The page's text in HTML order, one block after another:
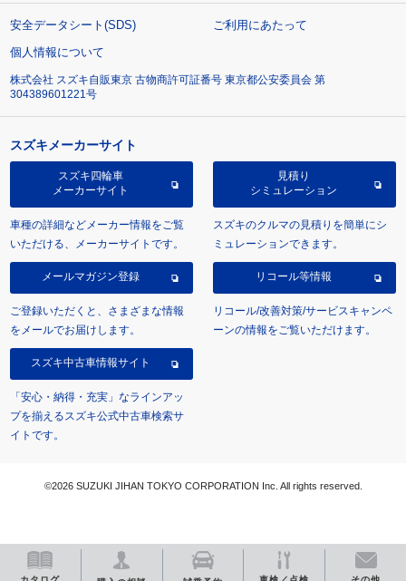
安全データシート(SDS)
ご利用にあたって
個人情報について
株式会社 スズキ自販東京 古物商許可証番号 東京都公安委員会 第
304389601221号
スズキメーカーサイト
スズキ四輪車
メーカーサイト
車種の詳細などメーカー情報をご覧
いただける、メーカーサイトです。
見積り
シミュレーション
スズキのクルマの見積りを簡単にシ
ミュレーションできます。
メールマガジン登録
ご登録いただくと、さまざまな情報
をメールでお届けします。
リコール等情報
リコール/改善対策/サービスキャンペ
ーンの情報をご覧いただけます。
スズキ中古車情報サイト
「安心・納得・充実」なラインアッ
プを揃えるスズキ公式中古車検索サ
イトです。
©2026 SUZUKI JIHAN TOKYO CORPORATION Inc. All rights reserved.